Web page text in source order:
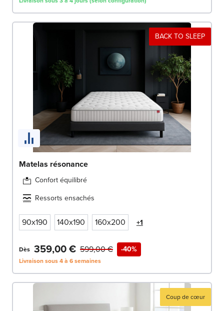
BACK TO SLEEP
Matelas résonance
Confort équilibré
Ressorts ensachés
90x190 140x190 160x200 +1
Dès 359,00 € -40%
599,00 €
Livraison sous 4 à 6 semaines
Coup de cœur